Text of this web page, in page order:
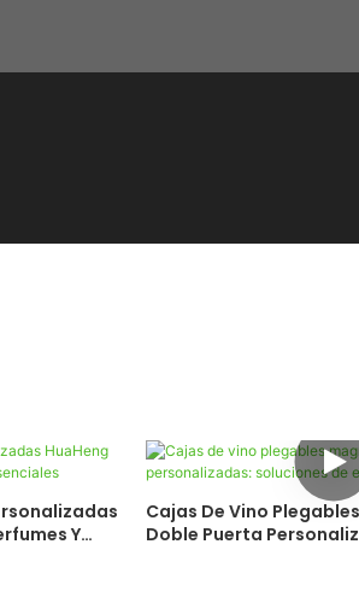
Y
Cajas De Vino
Doble Puerta